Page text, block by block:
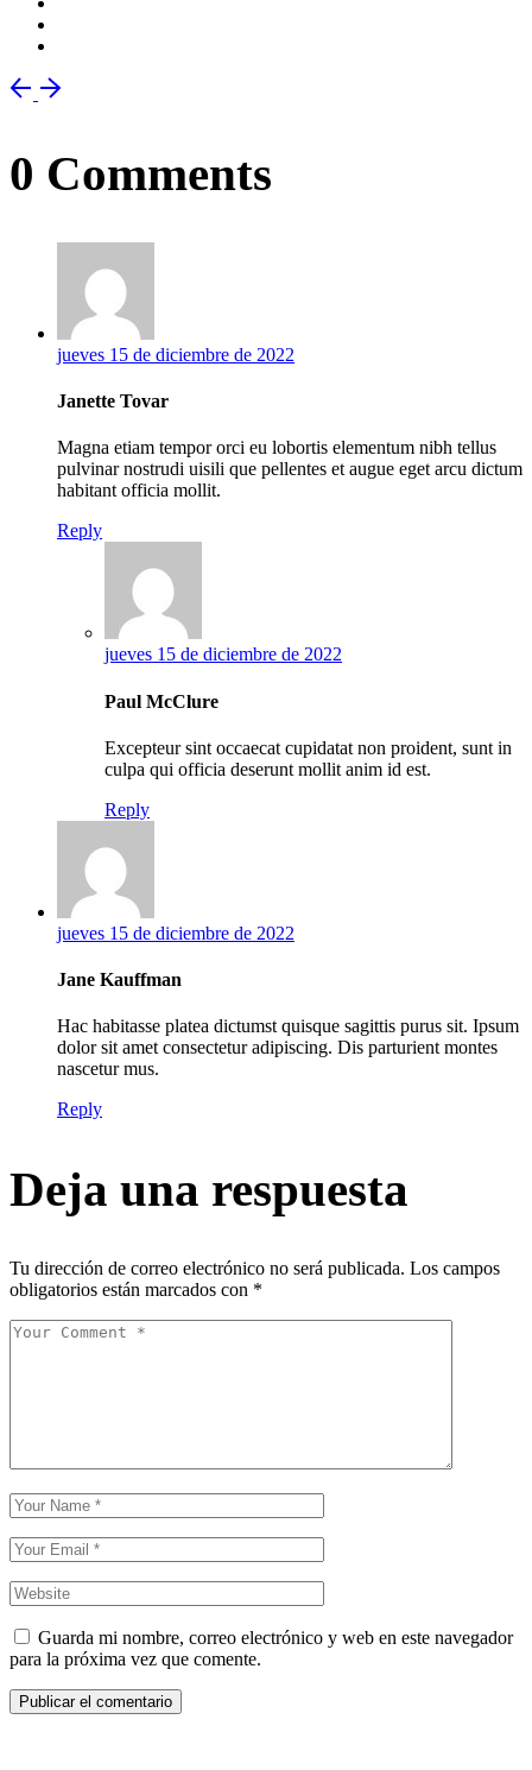
0 Comments
jueves 15 de diciembre de 2022
Janette Tovar
Magna etiam tempor orci eu lobortis elementum nibh tellus
pulvinar nostrudi uisili que pellentes et augue eget arcu dictum
habitant officia mollit.
Reply
jueves 15 de diciembre de 2022
Paul McClure
Excepteur sint occaecat cupidatat non proident, sunt in
culpa qui officia deserunt mollit anim id est.
Reply
jueves 15 de diciembre de 2022
Jane Kauffman
Hac habitasse platea dictumst quisque sagittis purus sit. Ipsum
dolor sit amet consectetur adipiscing. Dis parturient montes
nascetur mus.
Reply
Deja una respuesta
Tu dirección de correo electrónico no será publicada. Los campos
obligatorios están marcados con *
Guarda mi nombre, correo electrónico y web en este navegador
para la próxima vez que comente.
Publicar el comentario